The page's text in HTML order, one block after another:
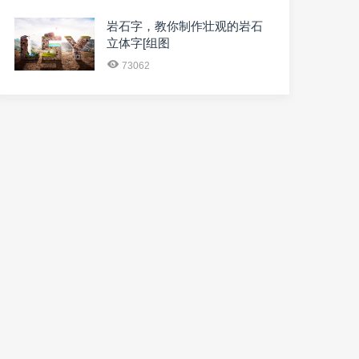
岩石字，教你制作壮观的岩石
立体字[组图
73062